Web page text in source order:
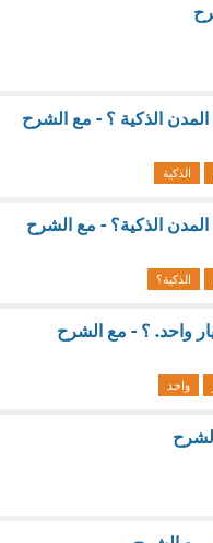
المدن الذكية ؟ - مع الشرح
الذكية
المدن الذكية؟ - مع الشرح
الذكية؟
واحد. ؟ - مع الشرح
واحد